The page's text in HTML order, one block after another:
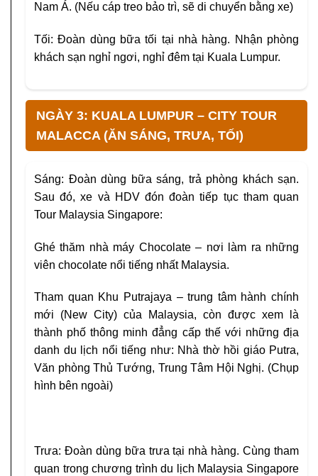
Nam Á. (Nếu cáp treo bảo trì, sẽ di chuyển bằng xe)
Tối: Đoàn dùng bữa tối tại nhà hàng. Nhận phòng
khách sạn nghỉ ngơi, nghỉ đêm tại Kuala Lumpur.
NGÀY 3: KUALA LUMPUR – CITY TOUR
MALACCA (ĂN SÁNG, TRƯA, TỐI)
Sáng: Đoàn dùng bữa sáng, trả phòng khách sạn.
Sau đó, xe và HDV đón đoàn tiếp tục tham quan
Tour Malaysia Singapore:
Ghé thăm nhà máy Chocolate – nơi làm ra những
viên chocolate nổi tiếng nhất Malaysia.
Tham quan Khu Putrajaya – trung tâm hành chính
mới (New City) của Malaysia, còn được xem là
thành phố thông minh đẳng cấp thế với những địa
danh du lịch nổi tiếng như: Nhà thờ hồi giáo Putra,
Văn phòng Thủ Tướng, Trung Tâm Hội Nghị. (Chụp
hình bên ngoài)
Trưa: Đoàn dùng bữa trưa tại nhà hàng. Cùng tham
quan trong chương trình du lịch Malaysia Singapore